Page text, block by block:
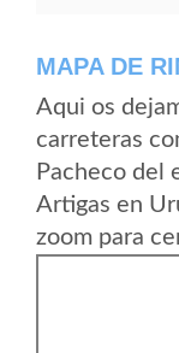
MAPA DE
Aqui os
carreteras
Pacheco del
Artigas en
zoom para